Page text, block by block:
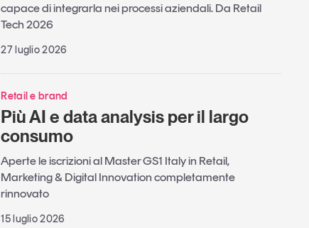
capace di integrarla nei processi aziendali. Da Retail
Tech 2026
27 luglio 2026
Retail e brand
Più AI e data analysis per il largo
consumo
Aperte le iscrizioni al Master GS1 Italy in Retail,
Marketing & Digital Innovation completamente
rinnovato
15 luglio 2026